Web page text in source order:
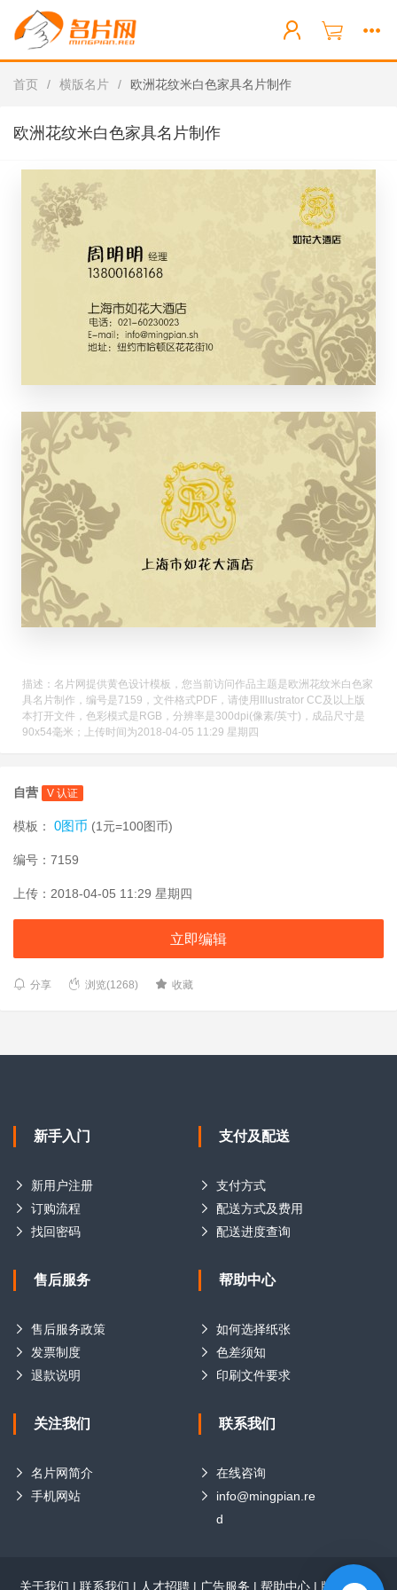
首页 / 横版名片 / 欧洲花纹米白色家具名片制作
欧洲花纹米白色家具名片制作
描述：名片网提供黄色设计模板，您当前访问作品主题是欧洲花纹米白色家
具名片制作，编号是7159，文件格式PDF，请使用Illustrator CC及以上版
本打开文件，色彩模式是RGB，分辨率是300dpi(像素/英寸)，成品尺寸是
90x54毫米；上传时间为2018-04-05 11:29 星期四
自营 V 认证
模板： 0图币 (1元=100图币)
编号：7159
上传：2018-04-05 11:29 星期四
立即编辑
分享 浏览(1268) 收藏
新手入门
新用户注册
订购流程
找回密码
支付及配送
支付方式
配送方式及费用
配送进度查询
售后服务
售后服务政策
发票制度
退款说明
帮助中心
如何选择纸张
色差须知
印刷文件要求
关注我们
名片网简介
手机网站
联系我们
在线咨询
info@mingpian.re
d
关于我们 | 联系我们 | 人才招聘 | 广告服务 | 帮助中心 | 版权声明